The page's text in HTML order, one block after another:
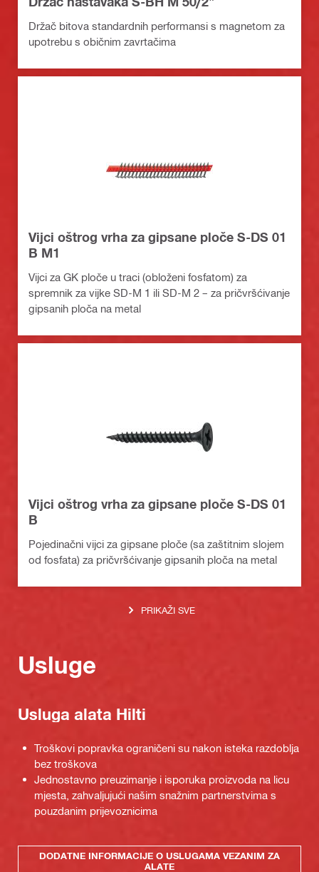
Držač bitova standardnih performansi s magnetom za
upotrebu s običnim zavrtačima
Vijci oštrog vrha za gipsane ploče S-DS 01
B M1
Vijci za GK ploče u traci (obloženi fosfatom) za
spremnik za vijke SD-M 1 ili SD-M 2 – za pričvršćivanje
gipsanih ploča na metal
Vijci oštrog vrha za gipsane ploče S-DS 01
B
Pojedinačni vijci za gipsane ploče (sa zaštitnim slojem
od fosfata) za pričvršćivanje gipsanih ploča na metal
PRIKAŽI SVE
Usluge
Usluga alata Hilti
Troškovi popravka ograničeni su nakon isteka razdoblja
bez troškova
Jednostavno preuzimanje i isporuka proizvoda na licu
mjesta, zahvaljujući našim snažnim partnerstvima s
pouzdanim prijevoznicima
DODATNE INFORMACIJE O USLUGAMA VEZANIM ZA
ALATE